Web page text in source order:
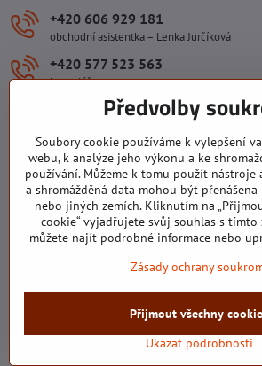
+420 606 929 181
obchodní asistentka – Lenka Jurčíková
+420 577 523 563
kancelář
ivlecbych​@seznam​.cz
Důležité odkazy
Všechny texty, obrázky a fotografie jsou
Vojtěch Lečbych - IVL. Kopírovat obsah těchto
©2026Copyright
Předvolby soukromíZásady ochrany
Vytvořeno systémem:
Předvolby
Soubory cookie používáme k vylepšení
webu, k analýze jeho výkonu a ke
používání. Můžeme k tomu použít nástroje
a shromážděná data mohou být přenášena
nebo jiných zemích. Kliknutím na
cookie“ vyjadřujete svůj souhlas s tímto
můžete najít podrobné informace nebo
Zásady ochrany
Ukázat podrobnosti
Přijmout všechny